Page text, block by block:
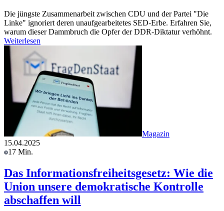
Die jüngste Zusammenarbeit zwischen CDU und der Partei "Die
Linke" ignoriert deren unaufgearbeitetes SED-Erbe. Erfahren Sie,
warum dieser Dammbruch die Opfer der DDR-Diktatur verhöhnt.
Weiterlesen
Magazin
15.04.2025
17 Min.
Das Informationsfreiheitsgesetz: Wie die
Union unsere demokratische Kontrolle
abschaffen will